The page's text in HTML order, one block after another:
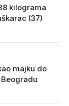
kilograma
(37)
majku do